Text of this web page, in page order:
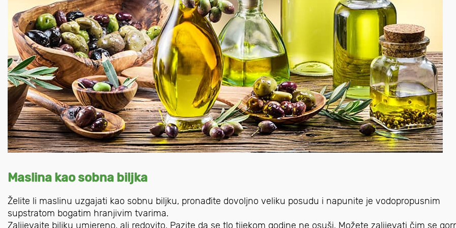
Maslina kao sobna biljka
Želite li maslinu uzgajati kao sobnu biljku, pronađite dovoljno veliku posudu i napunite je vodopropusnim
supstratom bogatim hranjivim tvarima.
Zalijevajte biljku umjereno, ali redovito. Pazite da se tlo tijekom godine ne osuši. Možete zalijevati čim se